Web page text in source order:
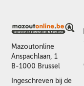
Mazoutonline
Anspachlaan, 1
B-1000 Brussel
Ingeschreven bij de